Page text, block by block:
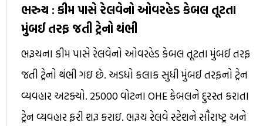
ભરુચ : કીમ પાસે રેલવેનો ઓવરહેડ કેબલ તૂટતા
મુંબઈ તરફ જતી ટ્રેનો થંભી
ભરૂચના કીમ પાસે રેલવેનો ઓવરહેડ કેબલ તૂટતા મુંબઈ તરફ
જતી ટ્રેનો થંભી ગઇ છે. અડધો કલાક સુધી મુંબઈ તરફનો ટ્રેન
વ્યવહાર અટક્યો. 25000 વોટના OHE કેબલને દુરસ્ત કરાતા
ટ્રેન વ્યવહાર ફરી શરૂ કરાઇ. ભરૂચ રેલવે સ્ટેશને સૌરાષ્ટ્ર અને